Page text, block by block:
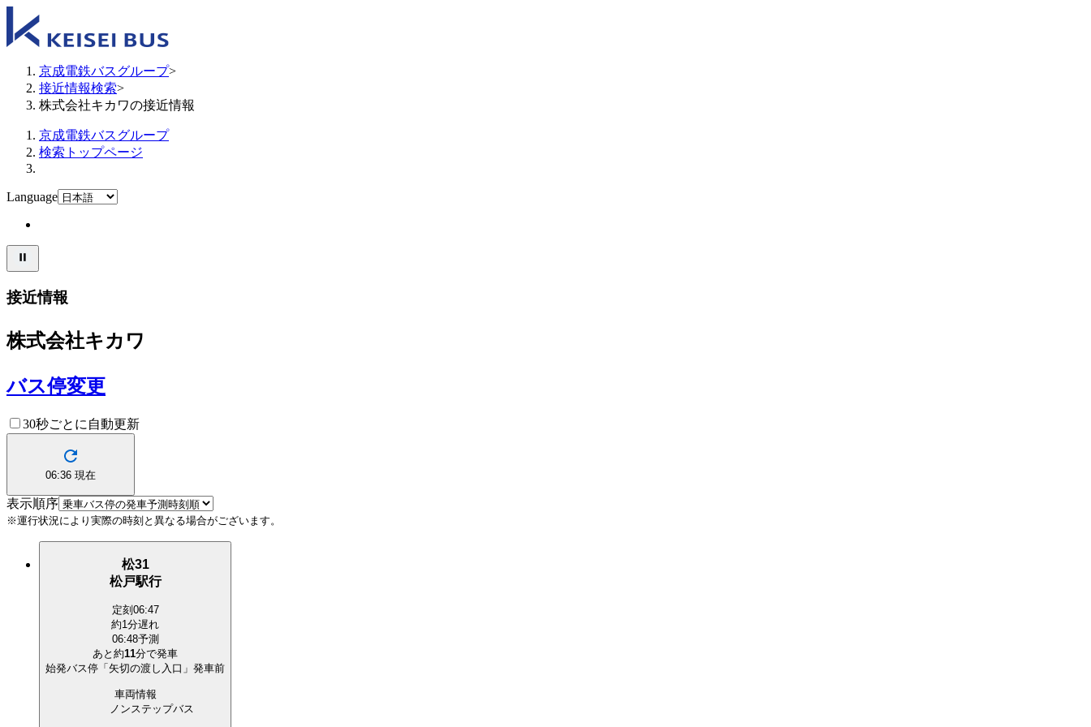
京成電鉄バスグループ>
接近情報検索>
株式会社キカワの接近情報
京成電鉄バスグループ
検索トップページ
Language
接近情報
株式会社キカワ
バス停変更
30秒ごとに自動更新
06:36 現在
表示順序
※運行状況により実際の時刻と異なる場合がございます。
松31
松戸駅行
定刻 06:47
約1分遅れ
06:48予測
あと約11分で発車
始発バス停「矢切の渡し入口」発車前
車両情報
ノンステップバス